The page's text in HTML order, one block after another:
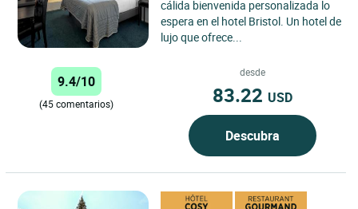
cálida bienvenida personalizada lo
espera en el hotel Bristol. Un hotel de
lujo que ofrece...
9.4/10
(45 comentarios)
desde
83.22 USD
Descubra